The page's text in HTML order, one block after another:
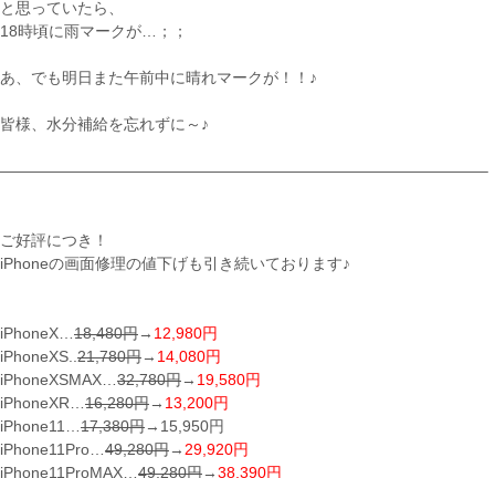
と思っていたら、
18時頃に雨マークが…；；
あ、でも明日また午前中に晴れマークが！！♪
皆様、水分補給を忘れずに～♪
———————————————————————————————–
ご好評につき！
iPhoneの画面修理の値下げも引き続いております♪
iPhoneX… 18,480円→ 12,980円
iPhoneXS.. 21,780円→ 14,080円
iPhoneXSMAX… 32,780円→ 19,580円
iPhoneXR… 16,280円→ 13,200円
iPhone11… 17,380円→15,950円
iPhone11Pro… 49,280円→ 29,920円
iPhone11ProMAX… 49,280円→ 38,390円